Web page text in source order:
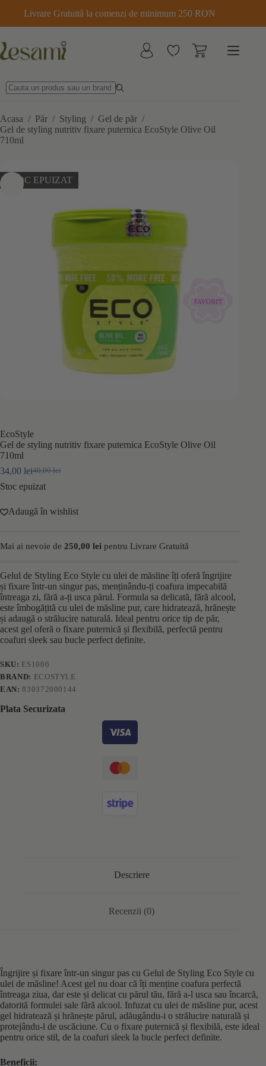
conținut
Livrare Gratuită la comenzi de minimum 250 RON
Acasa / Păr / Styling / Gel de păr /
Gel de styling nutritiv fixare puternica EcoStyle Olive Oil
710ml
STOC EPUIZAT
EcoStyle
Gel de styling nutritiv fixare puternica EcoStyle Olive Oil
710ml
40,00lei
Prețul
inițial
fost:
40,00 lei.
34,00 leiPrețul
curent
34,00 lei.
Stoc epuizat
Adaugă în wishlist
Mai ai nevoie de 250,00 lei pentru Livrare Gratuită
Gelul de Styling Eco Style cu ulei de măsline îți oferă îngrijire
și fixare într-un singur pas, menținându-ți coafura impecabilă
întreaga zi, fără a-ți usca părul. Formula sa delicată, fără alcool,
este îmbogățită cu ulei de măsline pur, care hidratează, hrănește
și adaugă o strălucire naturală. Ideal pentru orice tip de păr,
acest gel oferă o fixare puternică și flexibilă, perfectă pentru
coafuri sleek sau bucle perfect definite.
SKU: ES1006
BRAND: ECOSTYLE
EAN:830372000144
Plata Securizata
Descriere
Recenzii (0)
Îngrijire și fixare într-un singur pas cu Gelul de Styling Eco Style cu
ulei de măsline! Acest gel nu doar că îți menține coafura perfectă
întreaga ziua, dar este și delicat cu părul tău, fără a-l usca sau încarcă,
datorită formulei sale fără alcool. Infuzat cu ulei de măsline pur, acest
gel hidratează și hrănește părul, adăugându-i o strălucire naturală și
protejându-l de uscăciune. Cu o fixare puternică și flexibilă, este ideal
pentru orice stil, de la coafuri sleek la bucle perfect definite.
Beneficii: